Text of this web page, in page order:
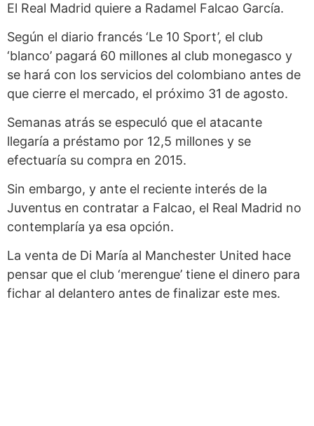
El Real Madrid quiere a Radamel Falcao García.
Según el diario francés ‘Le 10 Sport’, el club
‘blanco’ pagará 60 millones al club monegasco y
se hará con los servicios del colombiano antes de
que cierre el mercado, el próximo 31 de agosto.
Semanas atrás se especuló que el atacante
llegaría a préstamo por 12,5 millones y se
efectuaría su compra en 2015.
Sin embargo, y ante el reciente interés de la
Juventus en contratar a Falcao, el Real Madrid no
contemplaría ya esa opción.
La venta de Di María al Manchester United hace
pensar que el club ‘merengue’ tiene el dinero para
fichar al delantero antes de finalizar este mes.